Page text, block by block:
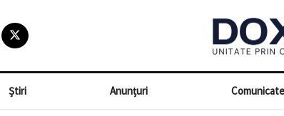
Știri Anunțuri Comunicate